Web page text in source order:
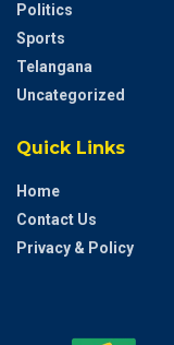
Politics
Sports
Telangana
Uncategorized
Quick Links
Home
Contact Us
Privacy & Policy